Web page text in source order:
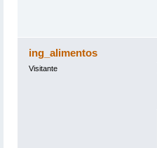
ing_alimentos
Visitante